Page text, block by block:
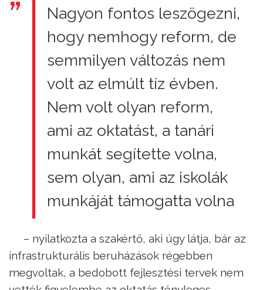
Nagyon fontos leszögezni,
hogy nemhogy reform, de
semmilyen változás nem
volt az elmúlt tíz évben.
Nem volt olyan reform,
ami az oktatást, a tanári
munkát segítette volna,
sem olyan, ami az iskolák
munkáját támogatta volna
– nyilatkozta a szakértő, aki úgy látja, bár az
infrastrukturális beruházások régebben
megvoltak, a bedobott fejlesztési tervek nem